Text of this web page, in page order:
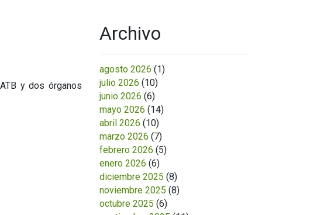
y dos órganos
Archivo
agosto 2026 (1)
julio 2026 (10)
junio 2026 (6)
mayo 2026 (14)
abril 2026 (10)
marzo 2026 (7)
febrero 2026 (5)
enero 2026 (6)
diciembre 2025 (8)
noviembre 2025 (8)
octubre 2025 (6)